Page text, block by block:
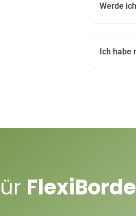
Werde
Ich habe